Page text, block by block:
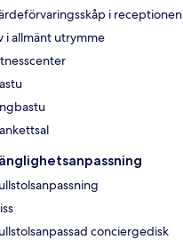
i receptionen
i allmänt utrymme
conciergedisk